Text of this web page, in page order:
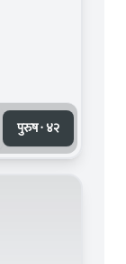
पुरुष · ४२